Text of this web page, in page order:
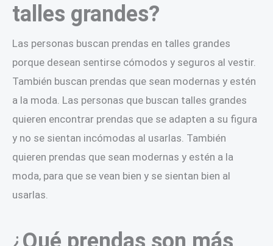
talles grandes?
Las personas buscan prendas en talles grandes
porque desean sentirse cómodos y seguros al vestir.
También buscan prendas que sean modernas y estén
a la moda. Las personas que buscan talles grandes
quieren encontrar prendas que se adapten a su figura
y no se sientan incómodas al usarlas. También
quieren prendas que sean modernas y estén a la
moda, para que se vean bien y se sientan bien al
usarlas.